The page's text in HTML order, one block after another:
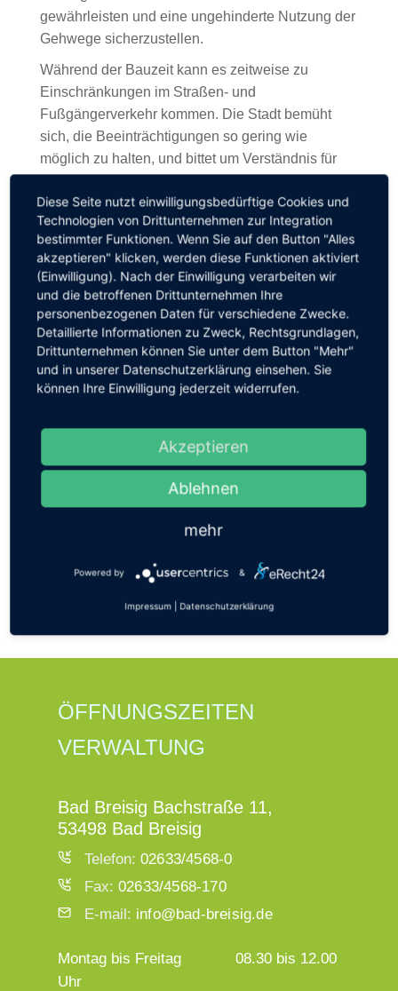
gewährleisten und eine ungehinderte Nutzung der
Gehwege sicherzustellen.
Während der Bauzeit kann es zeitweise zu
Einschränkungen im Straßen- und
Fußgängerverkehr kommen. Die Stadt bemüht
sich, die Beeinträchtigungen so gering wie
möglich zu halten, und bittet um Verständnis für
Share Article
Martinsumzüge in Brohl-Lützing
touristischen Hauptprospekt Bad
Breisig für 2026 neu auf
ÖFFNUNGSZEITEN
VERWALTUNG
Bad Breisig Bachstraße 11,
53498 Bad Breisig
Telefon: 02633/4568-0
Fax: 02633/4568-170
E-mail: info@bad-breisig.de
Montag bis Freitag
08.30 bis 12.00
Uhr
Diese Seite nutzt einwilligungsbedürftige Cookies und
Technologien von Drittunternehmen zur Integration
bestimmter Funktionen. Wenn Sie auf den Button "Alles
akzeptieren" klicken, werden diese Funktionen aktiviert
(Einwilligung). Nach der Einwilligung verarbeiten wir
und die betroffenen Drittunternehmen Ihre
personenbezogenen Daten für verschiedene Zwecke.
Detaillierte Informationen zu Zweck, Rechtsgrundlagen,
Drittunternehmen können Sie unter dem Button "Mehr"
und in unserer Datenschutzerklärung einsehen. Sie
können Ihre Einwilligung jederzeit widerrufen.
Akzeptieren
Ablehnen
mehr
Powered by &
Impressum Datenschutzerklärung